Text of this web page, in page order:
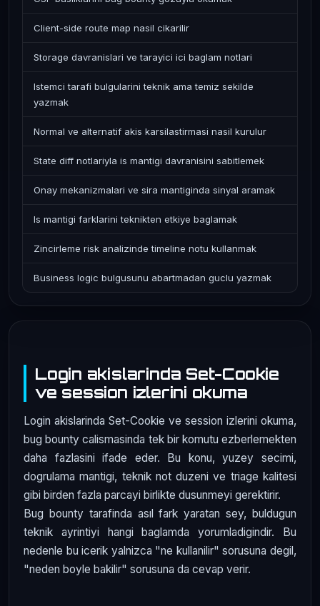
Login akislarinda Set-Cookie
ve session izlerini okuma
Login akislarinda Set-Cookie ve session izlerini okuma,
bug bounty calismasinda tek bir komutu ezberlemekten
daha fazlasini ifade eder. Bu konu, yuzey secimi,
dogrulama mantigi, teknik not duzeni ve triage kalitesi
gibi birden fazla parcayi birlikte dusunmeyi gerektirir.
Bug bounty tarafinda asıl fark yaratan sey, buldugun
teknik ayrintiyi hangi baglamda yorumladigindir. Bu
nedenle bu icerik yalnizca "ne kullanilir" sorusuna degil,
"neden boyle bakilir" sorusuna da cevap verir.
Client-side route map nasil cikarilir
Storage davranislari ve tarayici ici baglam notlari
Istemci tarafi bulgularini teknik ama temiz sekilde
yazmak
Normal ve alternatif akis karsilastirmasi nasil kurulur
State diff notlariyla is mantigi davranisini sabitlemek
Onay mekanizmalari ve sira mantiginda sinyal aramak
Is mantigi farklarini teknikten etkiye baglamak
Zincirleme risk analizinde timeline notu kullanmak
Business logic bulgusunu abartmadan guclu yazmak